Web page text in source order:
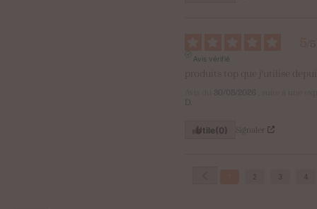
5
Avis vérifié
produits top que j'utilise
Utile(0) Signaler
2 3 4